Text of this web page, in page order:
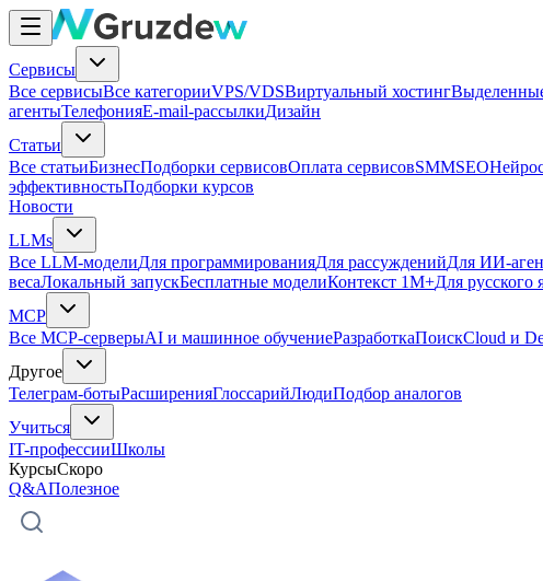
Сервисы
Все сервисыВсе категорииVPS/VDSВиртуальный хостинг
агентыТелефонияE-mail-рассылкиДизайн
Статьи
Все статьиБизнесПодборки сервисовОплата сервисовSMMSEO
эффективностьПодборки курсов
Новости
LLMs
Все LLM-моделиДля программированияДля рассужденийДля ИИ-
весаЛокальный запускБесплатные моделиКонтекст 1M+Для русского
MCP
Все MCP-серверыAI и машинное обучениеРазработкаПоискCloud и
Другое
Телеграм-ботыРасширенияГлоссарийЛюдиПодбор аналогов
Учиться
IT-профессииШколы
КурсыСкоро
Q&AПолезное